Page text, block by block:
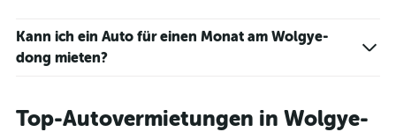
Kann ich ein Auto für einen Monat am Wolgye-
dong mieten?
Top-Autovermietungen in Wolgye-